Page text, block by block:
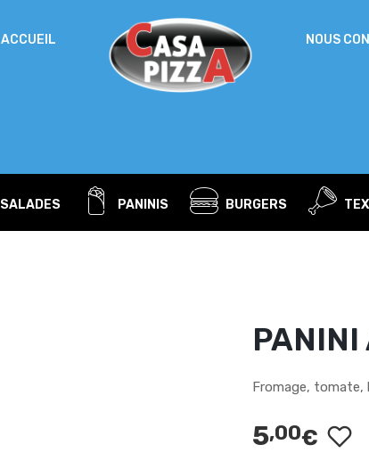
NOUS
ACCUEIL
IDENTIFICATION
Mot de passe perdu ?
Un mot de passe sera envoyé vers votre adresse
SALADES PANINIS BURGERS
PANINI
Fromage, tomate,
5,00€